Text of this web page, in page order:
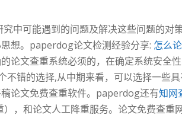
中可能遇到的问题及解决这些问题的对
想。paperdog论文检测经验分享: 怎么
论文查重系统必须的，在确定系统安全
错的选择,从中期来看，可以选择一些
论文免费查重软件。paperdog还有知网
），和论文人工降重服务。论文免费查